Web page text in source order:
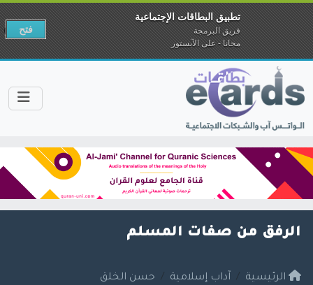
الرفق من صفات المسلم
الرئيسية آداب إسلامية
حسن الخلق
تطبيق البطاقات الإجتماعية
فريق البرمجة
مجانا - على الآبستور
فتح